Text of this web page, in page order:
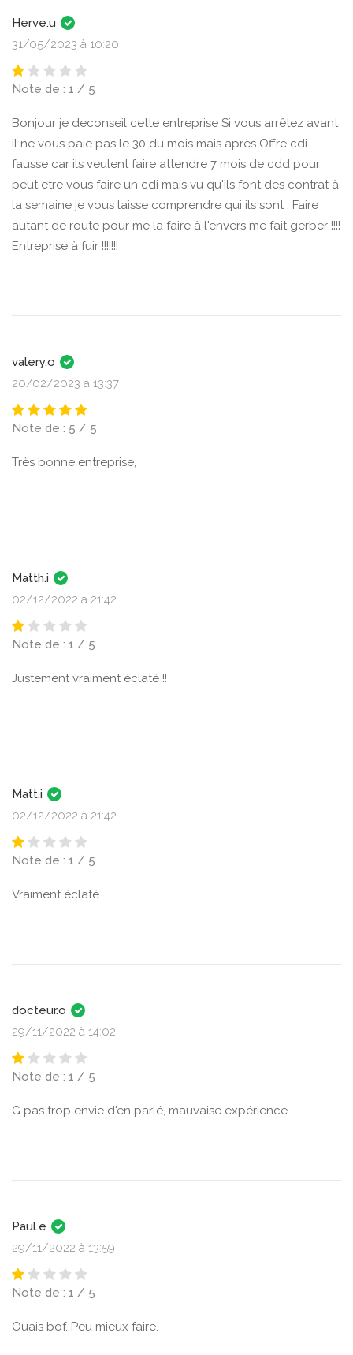
Herve.u
31/05/2023 à 10:20
Note de : 1 / 5
Bonjour je deconseil cette entreprise Si vous arrêtez avant
il ne vous paie pas le 30 du mois mais après Offre cdi
fausse car ils veulent faire attendre 7 mois de cdd pour
peut etre vous faire un cdi mais vu qu'ils font des contrat à
la semaine je vous laisse comprendre qui ils sont . Faire
autant de route pour me la faire à l'envers me fait gerber !!!!
Entreprise à fuir !!!!!!!
valery.o
20/02/2023 à 13:37
Note de : 5 / 5
Très bonne entreprise,
Matth.i
02/12/2022 à 21:42
Note de : 1 / 5
Justement vraiment éclaté !!
Matt.i
02/12/2022 à 21:42
Note de : 1 / 5
Vraiment éclaté
docteur.o
29/11/2022 à 14:02
Note de : 1 / 5
G pas trop envie d'en parlé, mauvaise expérience.
Paul.e
29/11/2022 à 13:59
Note de : 1 / 5
Ouais bof. Peu mieux faire.